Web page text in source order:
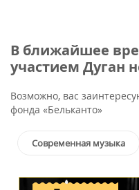
В ближайшее
участием Дуган
Возможно, вас
фонда «Бельканто»
Современная музыка